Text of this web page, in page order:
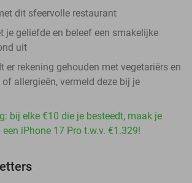
dit sfeervolle restaurant
je geliefde en beleef een smakelijke
uit
er rekening gehouden met vegetariërs en
allergieën, vermeld deze bij je
bij elke €10 die je besteedt, maak je
iPhone 17 Pro t.w.v. €1.329!